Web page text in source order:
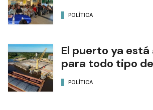
POLÍTICA
El puerto ya
para todo tipo
POLÍTICA